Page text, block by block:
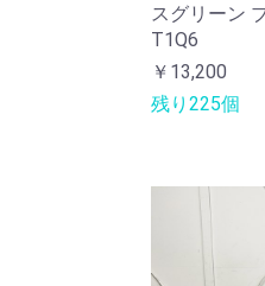
スグリーン
T1Q6
￥13,200
残り225個